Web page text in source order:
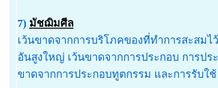
7) มัชฌิมศีล
เว้นขาดจากการบริโภคของที่ทำการสะสม
อันสูงใหญ่ เว้นขาดจากการประกอบ การป
ขาดจากการประกอบทูตกรรม และการรับใช้